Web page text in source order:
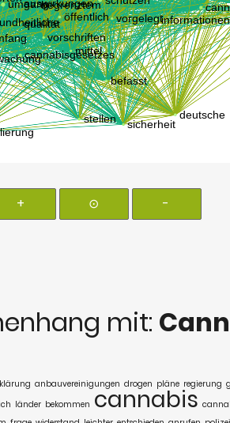
+ ⊙ -
mit:
anbauvereinigungen drogen pläne regierung
länder bekommen cannabis